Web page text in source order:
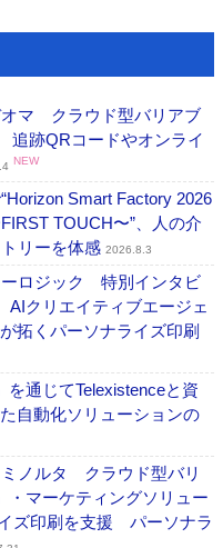
オマ クラウド型バリアブ
跡QRコードやオンライ
NEW
Smart Factory 2026
TOUCH〜”、人の介
リーを体感 2026.8.3
ーロジック 特別インタビ
クリエイティブエージェ
拓くパーソナライズ印刷
通じてTelexistenceと資
自動化ソリューションの
ミノルタ クラウド型バリ
・マーケティングソリュー
ズ印刷を支援 パーソナラ